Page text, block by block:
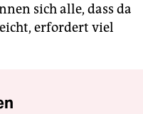
sich alle, dass da
erfordert viel